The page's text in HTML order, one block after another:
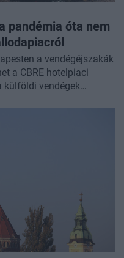
pandémia óta nem
a vendégéjszakák
a CBRE hotelpiaci
külföldi vendégek
2019-es, a pandémia